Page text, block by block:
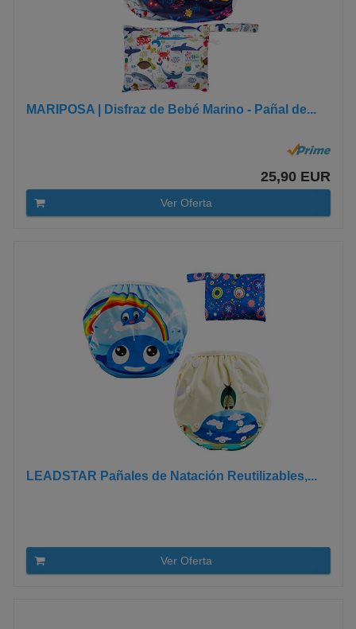
MARIPOSA | Disfraz de Bebé Marino - Pañal de...
25,90 EUR
Ver Oferta
LEADSTAR Pañales de Natación Reutilizables,...
Ver Oferta